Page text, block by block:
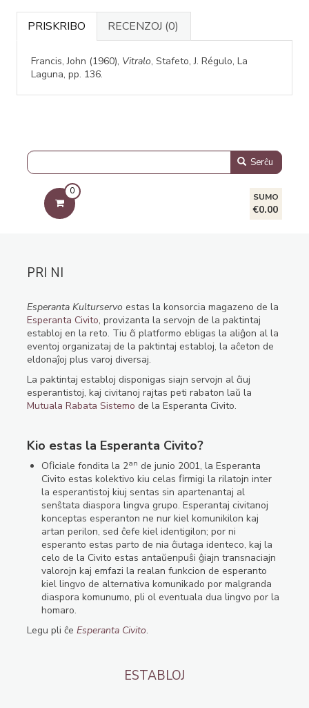
PRISKRIBO RECENZOJ (0)
Francis, John (1960), Vitralo, Stafeto, J. Régulo, La
Laguna, pp. 136.
Serĉu
0
SUMO
€0.00
PRI NI
Esperanta Kulturservo estas la konsorcia magazeno de la
Esperanta Civito, provizanta la servojn de la paktintaj
establoj en la reto. Tiu ĉi platformo ebligas la aliĝon al la
eventoj organizataj de la paktintaj establoj, la aĉeton de
eldonaĵoj plus varoj diversaj.
La paktintaj establoj disponigas siajn servojn al ĉiuj
esperantistoj, kaj civitanoj rajtas peti rabaton laŭ la
Mutuala Rabata Sistemo de la Esperanta Civito.
Kio estas la Esperanta Civito?
Oﬁciale fondita la 2an de junio 2001, la Esperanta
Civito estas kolektivo kiu celas ﬁrmigi la rilatojn inter
la esperantistoj kiuj sentas sin apartenantaj al
senŝtata diaspora lingva grupo. Esperantaj civitanoj
konceptas esperanton ne nur kiel komunikilon kaj
artan perilon, sed ĉefe kiel identigilon; por ni
esperanto estas parto de nia ĉiutaga identeco, kaj la
celo de la Civito estas antaŭenpuŝi ĝiajn transnaciajn
valorojn kaj emfazi la realan funkcion de esperanto
kiel lingvo de alternativa komunikado por malgranda
diaspora komunumo, pli ol eventuala dua lingvo por la
homaro.
Legu pli ĉe Esperanta Civito.
ESTABLOJ